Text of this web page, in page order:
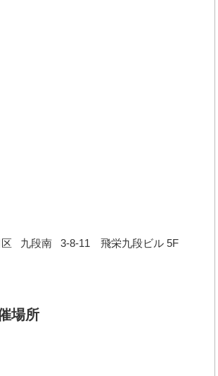
区 九段南 3-8-11 飛栄九段ビル 5F
場所